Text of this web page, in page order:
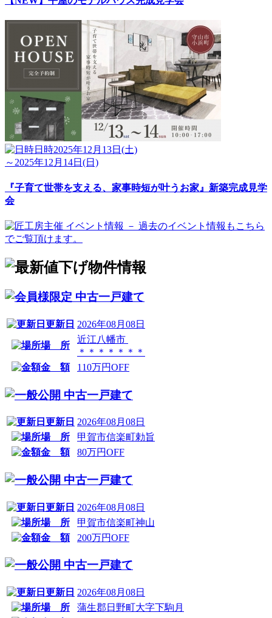
日時2025年12月13日(土)
～2025年12月14日(日)
『子育て世帯を支える、家事時短が叶うお家』新築完成見学
会
中古一戸建て
更新日 2026年08月08日
場 所
近江八幡市
＊＊＊＊＊＊＊
金 額
110万円OFF
中古一戸建て
更新日 2026年08月08日
場 所
甲賀市信楽町勅旨
金 額
80万円OFF
中古一戸建て
更新日 2026年08月08日
場 所
甲賀市信楽町神山
金 額
200万円OFF
中古一戸建て
更新日 2026年08月08日
場 所
蒲生郡日野町大字下駒月